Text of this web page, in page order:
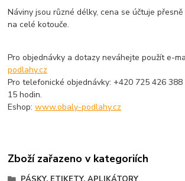
Náviny jsou různé délky, cena se účtuje
na celé kotouče.
Pro objednávky a dotazy neváhejte použít e-
podlahy.cz
Pro telefonické objednávky: +420 725 426 388
15 hodin.
Eshop:www.obaly-podlahy.cz
Zboží zařazeno v kategoriích